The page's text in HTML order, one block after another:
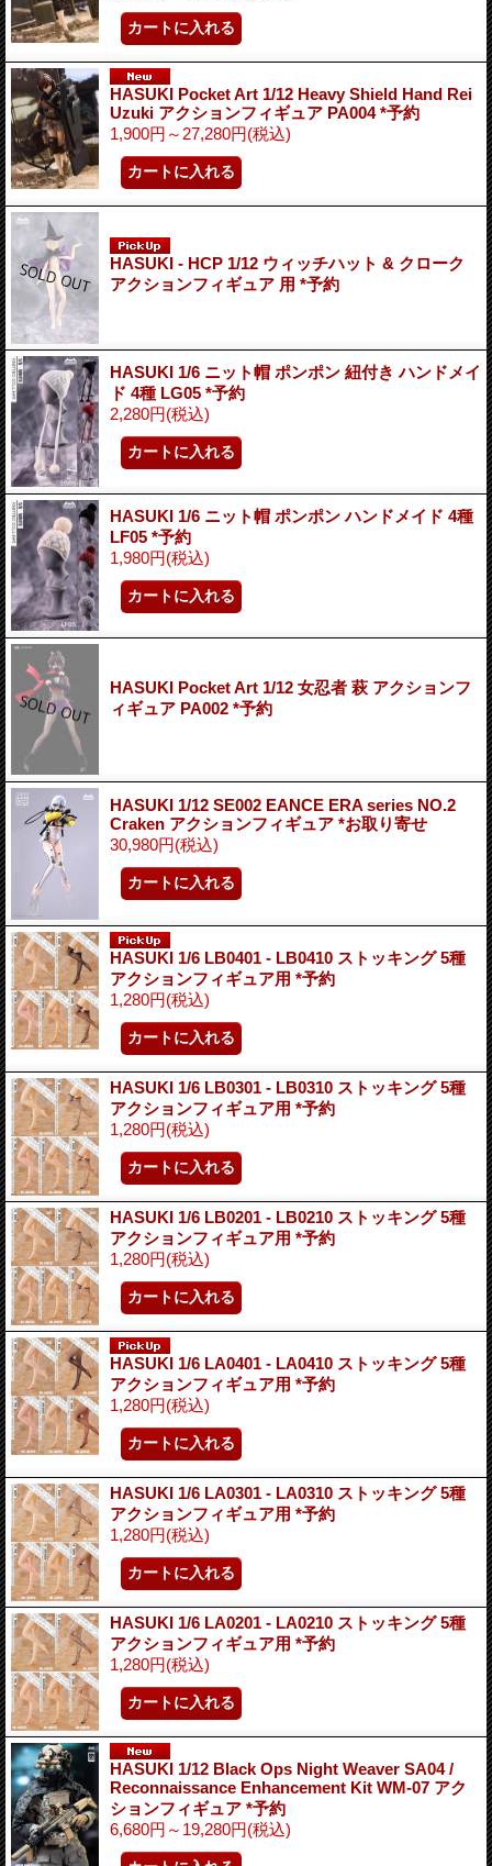
HASUKI Pocket Art 1/12 Heavy Shield Hand Rei
Uzuki アクションフィギュア PA004 *予約
1,900円～27,280円(税込)
HASUKI - HCP 1/12 ウィッチハット & クローク
アクションフィギュア 用 *予約
HASUKI 1/6 ニット帽 ポンポン 紐付き ハンドメイ
ド 4種 LG05 *予約
2,280円(税込)
HASUKI 1/6 ニット帽 ポンポン ハンドメイド 4種
LF05 *予約
1,980円(税込)
HASUKI Pocket Art 1/12 女忍者 萩 アクションフ
ィギュア PA002 *予約
HASUKI 1/12 SE002 EANCE ERA series NO.2
Craken アクションフィギュア *お取り寄せ
30,980円(税込)
HASUKI 1/6 LB0401 - LB0410 ストッキング 5種
アクションフィギュア用 *予約
1,280円(税込)
HASUKI 1/6 LB0301 - LB0310 ストッキング 5種
アクションフィギュア用 *予約
1,280円(税込)
HASUKI 1/6 LB0201 - LB0210 ストッキング 5種
アクションフィギュア用 *予約
1,280円(税込)
HASUKI 1/6 LA0401 - LA0410 ストッキング 5種
アクションフィギュア用 *予約
1,280円(税込)
HASUKI 1/6 LA0301 - LA0310 ストッキング 5種
アクションフィギュア用 *予約
1,280円(税込)
HASUKI 1/6 LA0201 - LA0210 ストッキング 5種
アクションフィギュア用 *予約
1,280円(税込)
HASUKI 1/12 Black Ops Night Weaver SA04 /
Reconnaissance Enhancement Kit WM-07 アク
ションフィギュア *予約
6,680円～19,280円(税込)